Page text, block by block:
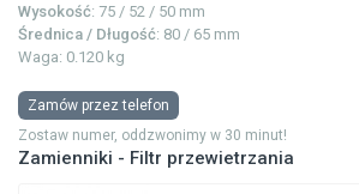
Wysokość: 75 / 52 / 50 mm
Średnica / Długość: 80 / 65 mm
Waga: 0.120 kg
Zamów przez telefon
Zostaw numer, oddzwonimy w 30 minut!
Zamienniki - Filtr przewietrzania